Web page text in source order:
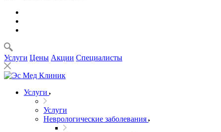
Услуги Цены Акции Специалисты
Услуги
Услуги
Неврологические заболевания